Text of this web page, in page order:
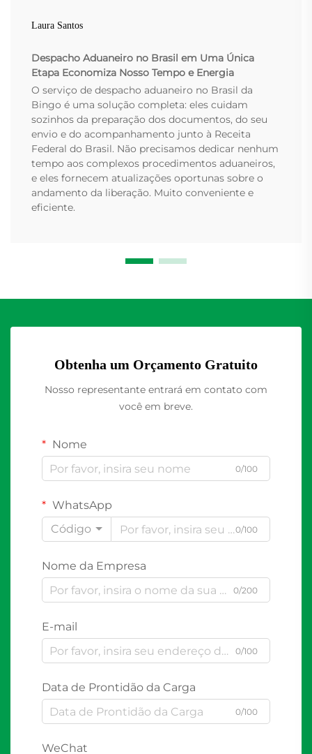
Laura Santos
Despacho Aduaneiro no Brasil em Uma Única
Etapa Economiza Nosso Tempo e Energia
O serviço de despacho aduaneiro no Brasil da
Bingo é uma solução completa: eles cuidam
sozinhos da preparação dos documentos, do seu
envio e do acompanhamento junto à Receita
Federal do Brasil. Não precisamos dedicar nenhum
tempo aos complexos procedimentos aduaneiros,
e eles fornecem atualizações oportunas sobre o
andamento da liberação. Muito conveniente e
eficiente.
Obtenha um Orçamento Gratuito
Nosso representante entrará em contato com
você em breve.
Nome
0/100
WhatsApp
Código
0/100
Nome da Empresa
0/200
E-mail
0/100
Data de Prontidão da Carga
0/100
WeChat